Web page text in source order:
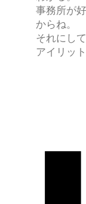
事務所が
からね。
それにし
アイリッ